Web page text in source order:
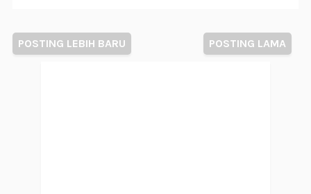
POSTING LEBIH BARU POSTING LAMA